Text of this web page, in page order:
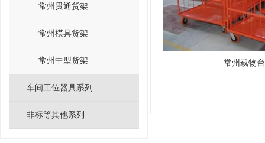
常州贯通货架
常州模具货架
常州中型货架
车间工位器具系列
非标等其他系列
常州载物